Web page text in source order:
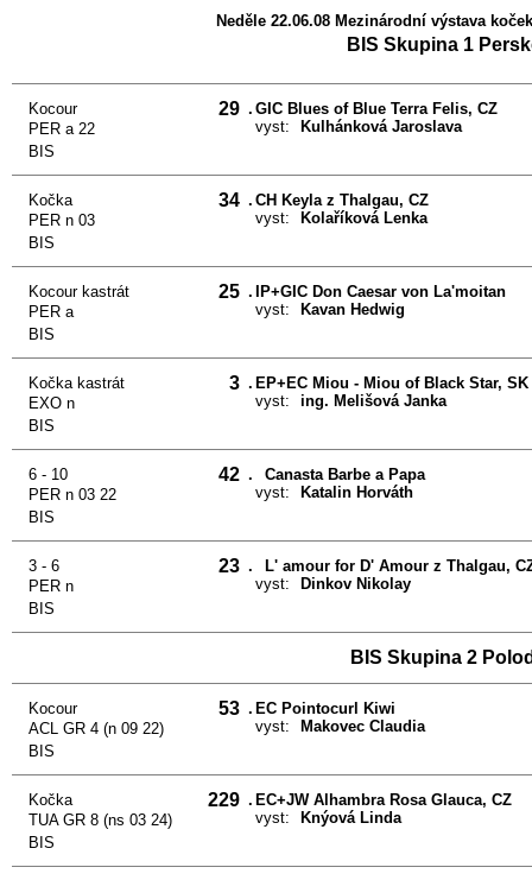
Neděle 22.06.08 Mezinárodní výstava
BIS Skupina 1
Kocour 29 .
PER a 22
GIC Blues of Blue Terra Felis, CZ
vyst:
Kulhánková Jaroslava
BIS
Kočka 34 .
PER n 03
CH Keyla z Thalgau, CZ
vyst:
Kolaříková Lenka
BIS
Kocour kastrát 25 .
PER a
IP+GIC Don Caesar von La'moitan
vyst:
Kavan Hedwig
BIS
Kočka kastrát 3 .
EXO n
EP+EC Miou - Miou of Black Star, SK
vyst:
ing. Melišová Janka
BIS
6 - 10 42 .
PER n 03 22
Canasta Barbe a Papa
vyst:
Katalin Horváth
BIS
3 - 6 23 .
PER n
L' amour for D' Amour z Thalgau,
vyst:
Dinkov Nikolay
BIS
BIS Skupina 2
Kocour 53 .
ACL GR 4 (n 09 22)
EC Pointocurl Kiwi
vyst:
Makovec Claudia
BIS
Kočka 229 .
TUA GR 8 (ns 03 24)
EC+JW Alhambra Rosa Glauca, CZ
vyst:
Knýová Linda
BIS